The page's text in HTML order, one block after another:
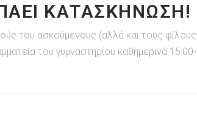
ΚΑΤΑΣΚΉΝΩΣΗ!
του ασκούμενους (αλλά και τους
του γυμναστηρίου καθημερινά